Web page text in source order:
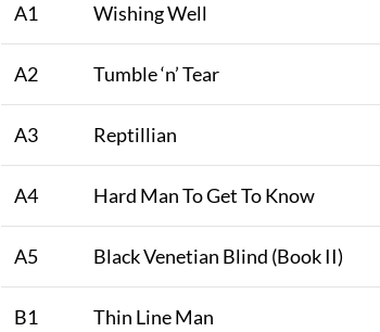
A1 Wishing Well
A2 Tumble ‘n’ Tear
A3 Reptillian
A4 Hard Man To Get To Know
A5 Black Venetian Blind (Book II)
B1 Thin Line Man